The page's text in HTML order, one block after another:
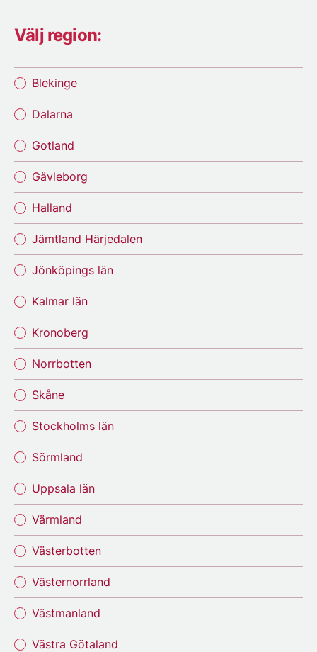
Välj region:
Blekinge
Dalarna
Gotland
Gävleborg
Halland
Jämtland Härjedalen
Jönköpings län
Kalmar län
Kronoberg
Norrbotten
Skåne
Stockholms län
Sörmland
Uppsala län
Värmland
Västerbotten
Västernorrland
Västmanland
Västra Götaland